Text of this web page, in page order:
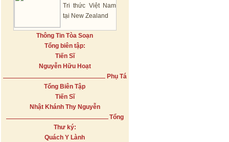
Tri thức Việt Nam
tại New Zealand
Thông Tin Tòa Soạn
Tổng biên tập:
Tiến Sĩ
Nguyễn Hữu Hoạt
Phụ Tá
Tổng Biên Tập
Tiến Sĩ
Nhật Khánh Thy Nguyễn
Tổng
Thư ký:
Quách Y Lành